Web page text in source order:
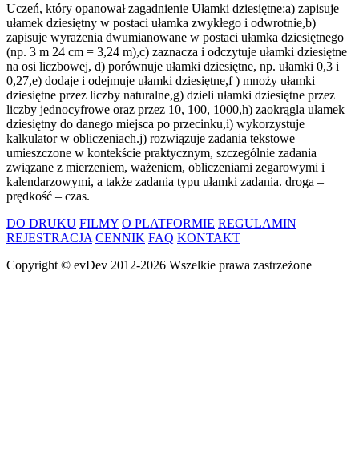
Uczeń, który opanował zagadnienie Ułamki dziesiętne:a) zapisuje
ułamek dziesiętny w postaci ułamka zwykłego i odwrotnie,b)
zapisuje wyrażenia dwumianowane w postaci ułamka dziesiętnego
(np. 3 m 24 cm = 3,24 m),c) zaznacza i odczytuje ułamki dziesiętne
na osi liczbowej, d) porównuje ułamki dziesiętne, np. ułamki 0,3 i
0,27,e) dodaje i odejmuje ułamki dziesiętne,f ) mnoży ułamki
dziesiętne przez liczby naturalne,g) dzieli ułamki dziesiętne przez
liczby jednocyfrowe oraz przez 10, 100, 1000,h) zaokrągla ułamek
dziesiętny do danego miejsca po przecinku,i) wykorzystuje
kalkulator w obliczeniach.j) rozwiązuje zadania tekstowe
umieszczone w kontekście praktycznym, szczególnie zadania
związane z mierzeniem, ważeniem, obliczeniami zegarowymi i
kalendarzowymi, a także zadania typu ułamki zadania. droga –
prędkość – czas.
DO DRUKU FILMY O PLATFORMIE REGULAMIN
REJESTRACJA CENNIK FAQ KONTAKT
Copyright © evDev 2012-2026 Wszelkie prawa zastrzeżone